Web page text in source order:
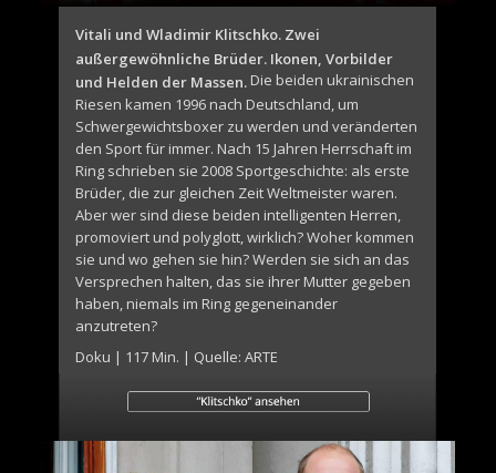
Vitali und Wladimir Klitschko. Zwei
außergewöhnliche Brüder. Ikonen, Vorbilder
und Helden der Massen. Die beiden ukrainischen
Riesen kamen 1996 nach Deutschland, um
Schwergewichtsboxer zu werden und veränderten
den Sport für immer. Nach 15 Jahren Herrschaft im
Ring schrieben sie 2008 Sportgeschichte: als erste
Brüder, die zur gleichen Zeit Weltmeister waren.
Aber wer sind diese beiden intelligenten Herren,
promoviert und polyglott, wirklich? Woher kommen
sie und wo gehen sie hin? Werden sie sich an das
Versprechen halten, das sie ihrer Mutter gegeben
haben, niemals im Ring gegeneinander
anzutreten?
Doku | 117 Min. | Quelle: ARTE